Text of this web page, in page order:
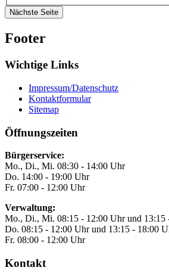
Footer
Wichtige Links
Impressum/Datenschutz
Kontaktformular
Sitemap
Öffnungszeiten
Bürgerservice:
Mo., Di., Mi. 08:30 - 14:00 Uhr
Do. 14:00 - 19:00 Uhr
Fr. 07:00 - 12:00 Uhr
Verwaltung:
Mo., Di., Mi. 08:15 - 12:00 Uhr und 13:15
Do. 08:15 - 12:00 Uhr und 13:15 - 18:00
Fr. 08:00 - 12:00 Uhr
Kontakt